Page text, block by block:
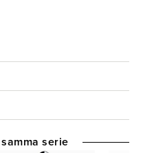
serie